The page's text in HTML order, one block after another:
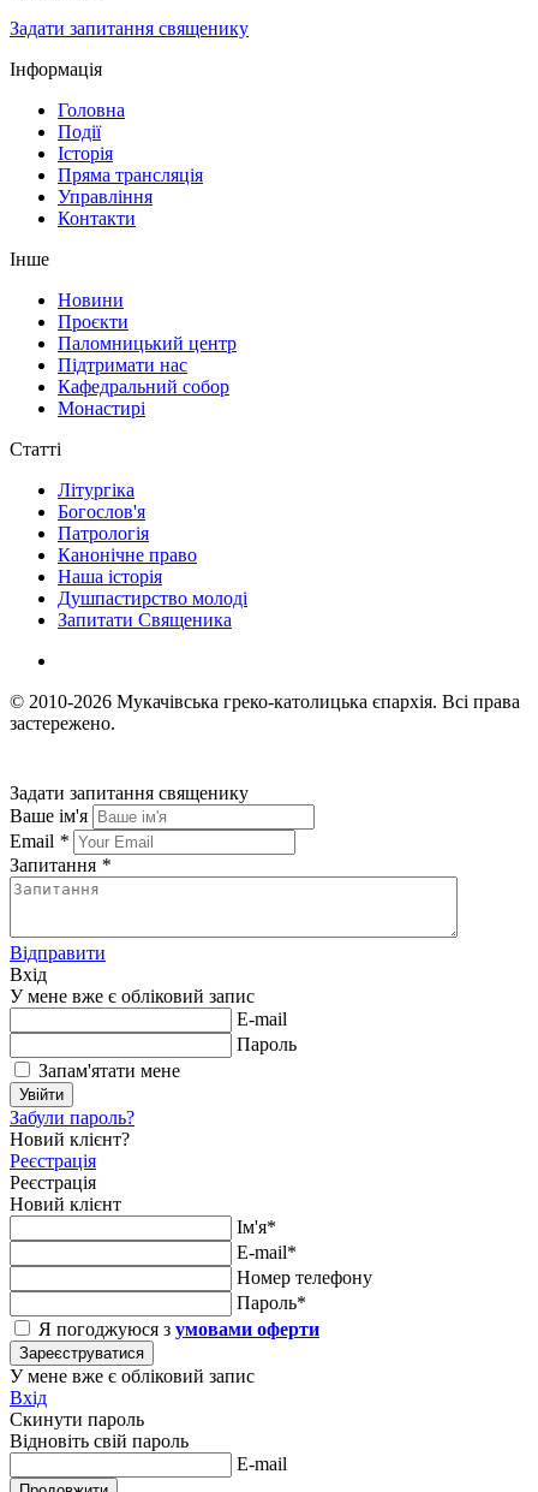
Задати запитання священику
Інформація
Головна
Події
Історія
Пряма трансляція
Управління
Контакти
Інше
Новини
Проєкти
Паломницький центр
Підтримати нас
Кафедральний собор
Монастирі
Статті
Літургіка
Богослов'я
Патрологія
Канонічне право
Наша історія
Душпастирство молоді
Запитати Священика
© 2010-2026 Мукачівська греко-католицька єпархія. Всі права
застережено.
Задати запитання священику
Ваше ім'я
Email *
Запитання *
Відправити
Вхід
У мене вже є обліковий запис
E-mail
Пароль
Запам'ятати мене
Увійти
Забули пароль?
Новий клієнт?
Реєстрація
Реєстрація
Новий клієнт
Ім'я*
E-mail*
Номер телефону
Пароль*
Я погоджуюся з умовами оферти
Зареєструватися
У мене вже є обліковий запис
Вхід
Скинути пароль
Відновіть свій пароль
E-mail